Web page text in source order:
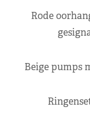
Rode
Beige pumps